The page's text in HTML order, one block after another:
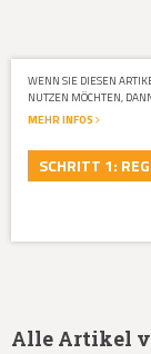
WENN SIE DIESEN
NUTZEN MÖCHTEN,
MEHR INFOS
SCHRITT 1:
Alle Artikel